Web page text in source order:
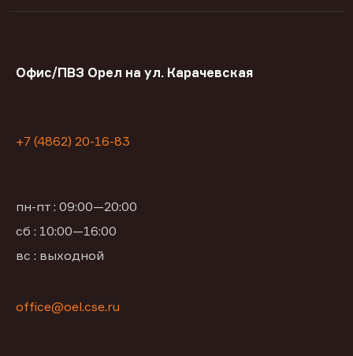
Офис/ПВЗ Орел на ул. Карачевская
+7 (4862) 20-16-83
пн-пт : 09:00—20:00
сб : 10:00—16:00
вс : выходной
office@oel.cse.ru